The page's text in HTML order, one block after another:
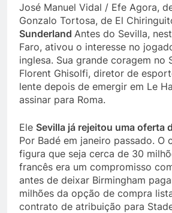
José Manuel Vidal / Efe Agora,
Gonzalo Tortosa, de El
Sunderland Antes do Sevilla,
Faro, ativou o interesse no
inglesa. Sua grande coragem no
Florent Ghisolfi, diretor de
lente depois de emergir em Le
assinar para Roma.
Ele Sevilla já rejeitou uma oferta
Por Badé em janeiro passado. O
figura que seja cerca de 30
francês era um compromisso
antes de deixar Birmingham
milhões da opção de compra
contrato de atribuição para